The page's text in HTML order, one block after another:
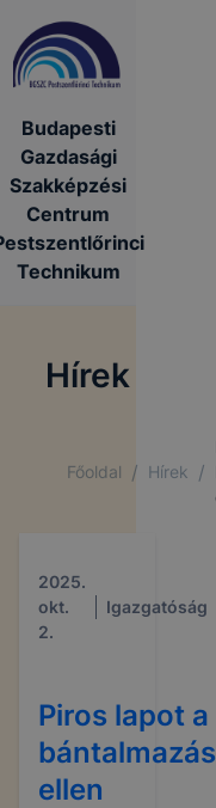
Budapesti
Gazdasági
Szakképzési
Centrum
Technikum
Hírek
Főoldal / Hírek /
2025.
okt.
2.
Igazgatóság
Piros lapot a
bántalmazás
ellen